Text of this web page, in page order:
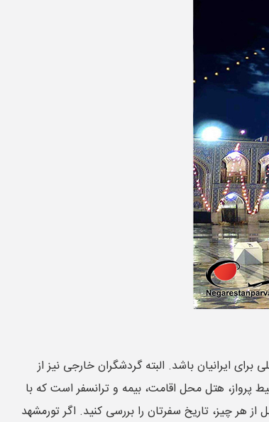
ایرانیان باشد. البته گردشگران خارجی نیز از
پرواز، هتل محل اقامت، بیمه و ترانسفر است که با
هر چیز، تاریخ سفرتان را بررسی کنید. اگر تورمشهد